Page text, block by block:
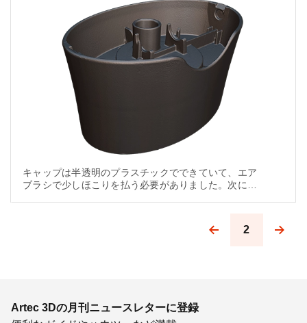
キャップは半透明のプラスチックでできていて、エア
ブラシで少しほこりを払う必要がありました。次に、
Pagination
2
Artec 3Dの月刊ニュースレターに登録